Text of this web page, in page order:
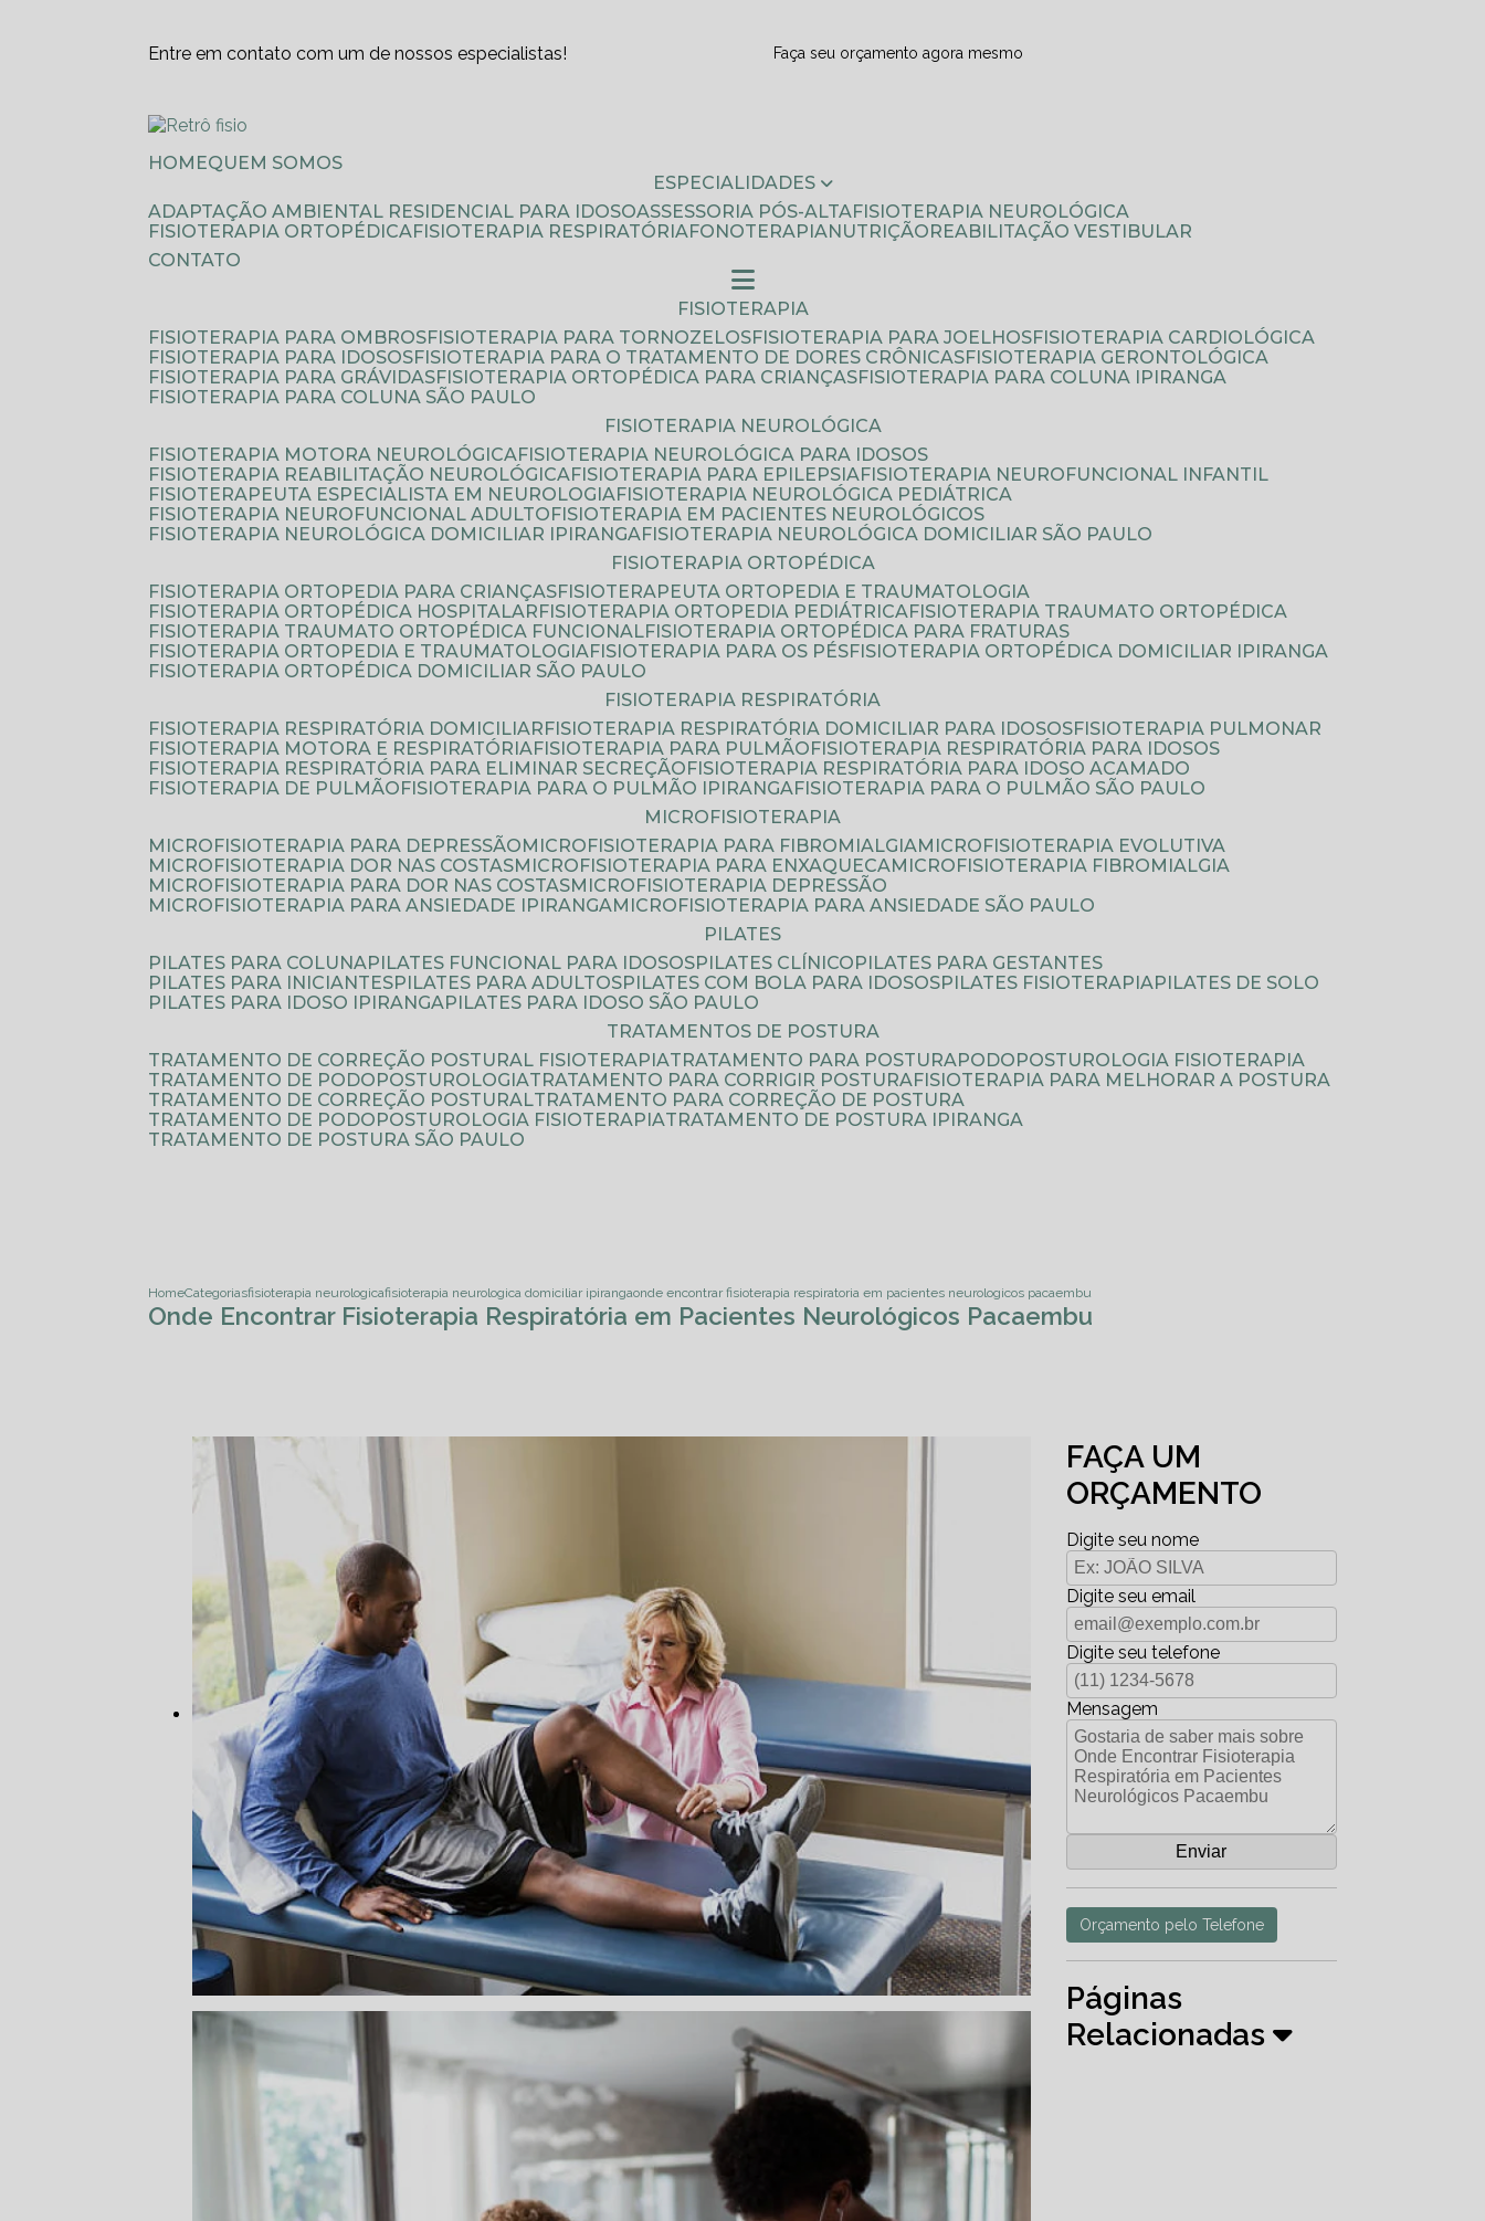
Entre em contato com um de nossos especialistas! Faça seu orçamento agora mesmo
HOME
QUEM SOMOS
ESPECIALIDADES
ADAPTAÇÃO AMBIENTAL RESIDENCIAL PARA IDOSO
ASSESSORIA PÓS-ALTA
FISIOTERAPIA NEUROLÓGICA
FISIOTERAPIA ORTOPÉDICA
FISIOTERAPIA RESPIRATÓRIA FONOTERAPIA NUTRIÇÃO
REABILITAÇÃO VESTIBULAR
CONTATO
FISIOTERAPIA
FISIOTERAPIA PARA OMBROS
FISIOTERAPIA PARA TORNOZELOS FISIOTERAPIA PARA JOELHOS
FISIOTERAPIA CARDIOLÓGICA
FISIOTERAPIA PARA IDOSOS
FISIOTERAPIA PARA O TRATAMENTO DE DORES CRÔNICAS
FISIOTERAPIA GERONTOLÓGICA
FISIOTERAPIA PARA GRÁVIDAS
FISIOTERAPIA ORTOPÉDICA PARA CRIANÇAS
FISIOTERAPIA PARA COLUNA IPIRANGA
FISIOTERAPIA PARA COLUNA SÃO PAULO
FISIOTERAPIA NEUROLÓGICA
FISIOTERAPIA MOTORA NEUROLÓGICA
FISIOTERAPIA NEUROLÓGICA PARA IDOSOS
FISIOTERAPIA REABILITAÇÃO NEUROLÓGICA
FISIOTERAPIA PARA EPILEPSIA
FISIOTERAPIA NEUROFUNCIONAL INFANTIL
FISIOTERAPEUTA ESPECIALISTA EM NEUROLOGIA
FISIOTERAPIA NEUROLÓGICA PEDIÁTRICA
FISIOTERAPIA NEUROFUNCIONAL ADULTO
FISIOTERAPIA EM PACIENTES NEUROLÓGICOS
FISIOTERAPIA NEUROLÓGICA DOMICILIAR IPIRANGA
FISIOTERAPIA NEUROLÓGICA DOMICILIAR SÃO PAULO
FISIOTERAPIA ORTOPÉDICA
FISIOTERAPIA ORTOPEDIA PARA CRIANÇAS
FISIOTERAPEUTA ORTOPEDIA E TRAUMATOLOGIA
FISIOTERAPIA ORTOPÉDICA HOSPITALAR
FISIOTERAPIA ORTOPEDIA PEDIÁTRICA
FISIOTERAPIA TRAUMATO ORTOPÉDICA
FISIOTERAPIA TRAUMATO ORTOPÉDICA FUNCIONAL
FISIOTERAPIA ORTOPÉDICA PARA FRATURAS
FISIOTERAPIA ORTOPEDIA E TRAUMATOLOGIA
FISIOTERAPIA PARA OS PÉS
FISIOTERAPIA ORTOPÉDICA DOMICILIAR IPIRANGA
FISIOTERAPIA ORTOPÉDICA DOMICILIAR SÃO PAULO
FISIOTERAPIA RESPIRATÓRIA
FISIOTERAPIA RESPIRATÓRIA DOMICILIAR
FISIOTERAPIA RESPIRATÓRIA DOMICILIAR PARA IDOSOS
FISIOTERAPIA PULMONAR
FISIOTERAPIA MOTORA E RESPIRATÓRIA
FISIOTERAPIA PARA PULMÃO
FISIOTERAPIA RESPIRATÓRIA PARA IDOSOS
FISIOTERAPIA RESPIRATÓRIA PARA ELIMINAR SECREÇÃO
FISIOTERAPIA RESPIRATÓRIA PARA IDOSO ACAMADO
FISIOTERAPIA DE PULMÃO
FISIOTERAPIA PARA O PULMÃO IPIRANGA
FISIOTERAPIA PARA O PULMÃO SÃO PAULO
MICROFISIOTERAPIA
MICROFISIOTERAPIA PARA DEPRESSÃO
MICROFISIOTERAPIA PARA FIBROMIALGIA
MICROFISIOTERAPIA EVOLUTIVA
MICROFISIOTERAPIA DOR NAS COSTAS
MICROFISIOTERAPIA PARA ENXAQUECA
MICROFISIOTERAPIA FIBROMIALGIA
MICROFISIOTERAPIA PARA DOR NAS COSTAS
MICROFISIOTERAPIA DEPRESSÃO
MICROFISIOTERAPIA PARA ANSIEDADE IPIRANGA
MICROFISIOTERAPIA PARA ANSIEDADE SÃO PAULO
PILATES
PILATES PARA COLUNA
PILATES FUNCIONAL PARA IDOSOS PILATES CLÍNICO
PILATES PARA GESTANTES
PILATES PARA INICIANTES
PILATES PARA ADULTOS PILATES COM BOLA PARA IDOSOS PILATES FISIOTERAPIA
PILATES DE SOLO
PILATES PARA IDOSO IPIRANGA
PILATES PARA IDOSO SÃO PAULO
TRATAMENTOS DE POSTURA
TRATAMENTO DE CORREÇÃO POSTURAL FISIOTERAPIA
TRATAMENTO PARA POSTURA
PODOPOSTUROLOGIA FISIOTERAPIA
TRATAMENTO DE PODOPOSTUROLOGIA
TRATAMENTO PARA CORRIGIR POSTURA
FISIOTERAPIA PARA MELHORAR A POSTURA
TRATAMENTO DE CORREÇÃO POSTURAL
TRATAMENTO PARA CORREÇÃO DE POSTURA
TRATAMENTO DE PODOPOSTUROLOGIA FISIOTERAPIA
TRATAMENTO DE POSTURA IPIRANGA
TRATAMENTO DE POSTURA SÃO PAULO
HomeCategoriasfisioterapia neurologicafisioterapia neurologica domiciliar ipirangaonde encontrar fisioterapia respiratoria em pacientes neurologicos pacaembu
Onde Encontrar Fisioterapia Respiratória em Pacientes Neurológicos Pacaembu
FAÇA UM
ORÇAMENTO
Digite seu nome
Digite seu email
Digite seu telefone
Mensagem
Orçamento pelo Telefone
Páginas
Relacionadas